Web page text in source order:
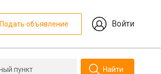
Подать объявление Войти
Найти